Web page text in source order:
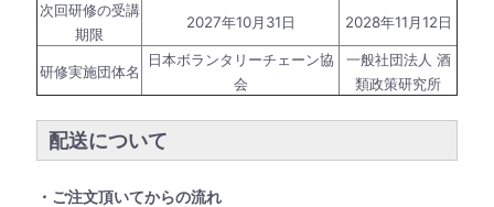
次回研修の受講
期限
2027年10月31日 2028年11月12日
研修実施団体名
日本ボランタリーチェーン協
会
一般社団法人 酒
類政策研究所
配送について
・ご注文頂いてからの流れ